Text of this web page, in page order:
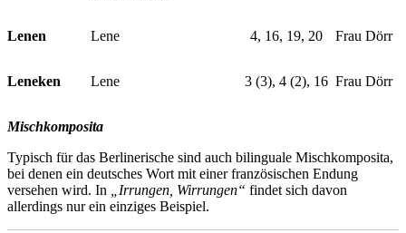
Lenen Lene 4, 16, 19, 20 Frau Dörr
Leneken Lene 3 (3), 4 (2), 16 Frau Dörr
Mischkomposita
Typisch für das Berlinerische sind auch bilinguale Mischkomposita,
bei denen ein deutsches Wort mit einer französischen Endung
versehen wird. In „Irrungen, Wirrungen“ findet sich davon
allerdings nur ein einziges Beispiel.